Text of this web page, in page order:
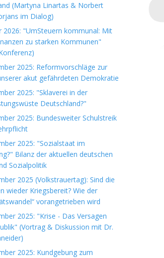
(Martyna Linartas & Norbert
im Dialog)
2026: "UmSteuern kommunal: Mit
zu starken Kommunen"
2025: Reformvorschläge zur
akut gefährdeten Demokratie
2025: "Sklaverei in der
Deutschland?"
2025: Bundesweiter Schulstreik
2025: "Sozialstaat im
Bilanz der aktuellen deutschen
Sozialpolitik
2025 (Volkstrauertag): Sind die
wieder Kriegsbereit? Wie der
vorangetrieben wird
2025: "Krise - Das Versagen
(Vortrag & Diskussion mit Dr.
2025: Kundgebung zum